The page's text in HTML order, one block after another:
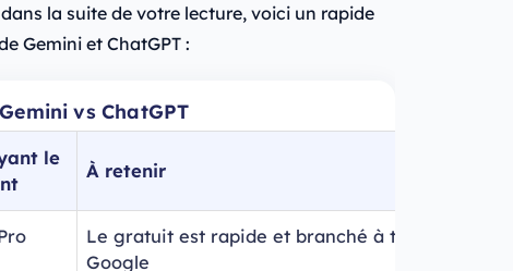
la suite de votre lecture, voici un rapide
Gemini et ChatGPT :
vs ChatGPT
le
À retenir
Le gratuit est rapide et branché à tout
Google